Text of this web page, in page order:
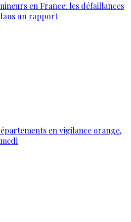
en France: les défaillances
un rapport
en vigilance orange,